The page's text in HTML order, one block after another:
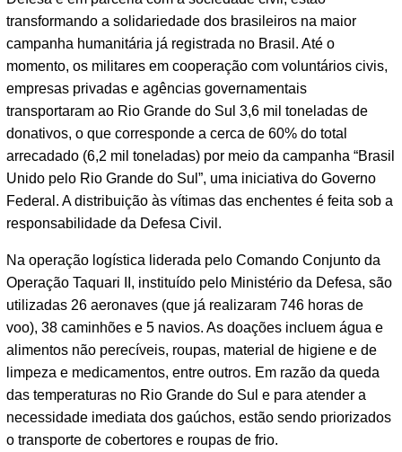
transformando a solidariedade dos brasileiros na maior
campanha humanitária já registrada no Brasil. Até o
momento, os militares em cooperação com voluntários civis,
empresas privadas e agências governamentais
transportaram ao Rio Grande do Sul 3,6 mil toneladas de
donativos, o que corresponde a cerca de 60% do total
arrecadado (6,2 mil toneladas) por meio da campanha “Brasil
Unido pelo Rio Grande do Sul”, uma iniciativa do Governo
Federal. A distribuição às vítimas das enchentes é feita sob a
responsabilidade da Defesa Civil.
Na operação logística liderada pelo Comando Conjunto da
Operação Taquari II, instituído pelo Ministério da Defesa, são
utilizadas 26 aeronaves (que já realizaram 746 horas de
voo), 38 caminhões e 5 navios. As doações incluem água e
alimentos não perecíveis, roupas, material de higiene e de
limpeza e medicamentos, entre outros. Em razão da queda
das temperaturas no Rio Grande do Sul e para atender a
necessidade imediata dos gaúchos, estão sendo priorizados
o transporte de cobertores e roupas de frio.